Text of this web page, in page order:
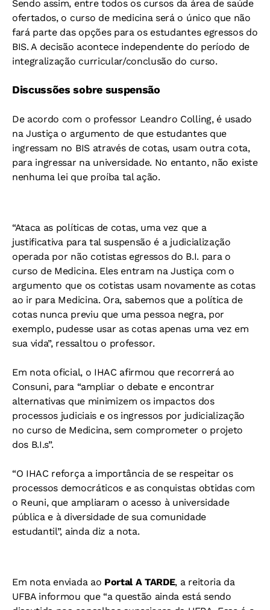
Sendo assim, entre todos os cursos da área de saúde
ofertados, o curso de medicina será o único que não
fará parte das opções para os estudantes egressos do
BIS. A decisão acontece independente do período de
integralização curricular/conclusão do curso.
Discussões sobre suspensão
De acordo com o professor Leandro Colling, é usado
na Justiça o argumento de que estudantes que
ingressam no BIS através de cotas, usam outra cota,
para ingressar na universidade. No entanto, não existe
nenhuma lei que proíba tal ação.
“Ataca as políticas de cotas, uma vez que a
justificativa para tal suspensão é a judicialização
operada por não cotistas egressos do B.I. para o
curso de Medicina. Eles entram na Justiça com o
argumento que os cotistas usam novamente as cotas
ao ir para Medicina. Ora, sabemos que a política de
cotas nunca previu que uma pessoa negra, por
exemplo, pudesse usar as cotas apenas uma vez em
sua vida”, ressaltou o professor.
Em nota oficial, o IHAC afirmou que recorrerá ao
Consuni, para “ampliar o debate e encontrar
alternativas que minimizem os impactos dos
processos judiciais e os ingressos por judicialização
no curso de Medicina, sem comprometer o projeto
dos B.I.s”.
“O IHAC reforça a importância de se respeitar os
processos democráticos e as conquistas obtidas com
o Reuni, que ampliaram o acesso à universidade
pública e à diversidade de sua comunidade
estudantil”, ainda diz a nota.
Em nota enviada ao Portal A TARDE, a reitoria da
UFBA informou que “a questão ainda está sendo